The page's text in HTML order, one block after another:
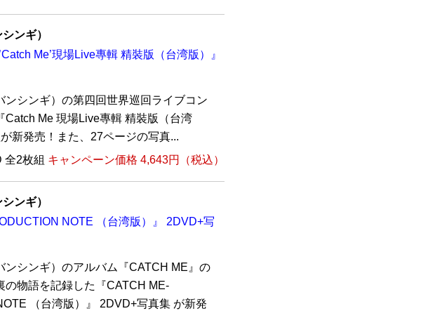
ンギ）
Me’現場Live專輯 精裝版（台湾版）』
ンシンギ）の第四回世界巡回ライブコン
Catch Me 現場Live專輯 精裝版（台湾
新発売！また、27ページの写真...
全2枚組 キャンペーン価格 4,643円（税込）
ンギ）
NOTE （台湾版）』 2DVD+写
ンシンギ）のアルバム『CATCH ME』の
の物語を記録した『CATCH ME-
（台湾版）』 2DVD+写真集 が新発